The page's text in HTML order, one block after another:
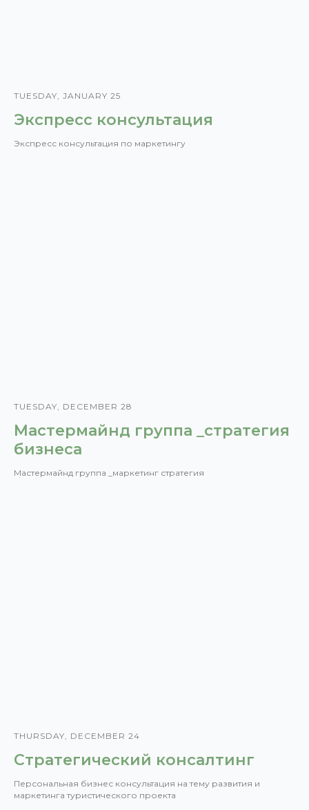
TUESDAY, JANUARY 25
Экспресс консультация
Экспресс консультация по маркетингу
TUESDAY, DECEMBER 28
Мастермайнд группа _стратегия
бизнеса
Мастермайнд группа _маркетинг стратегия
THURSDAY, DECEMBER 24
Стратегический консалтинг
Персональная бизнес консультация на тему развития и
маркетинга туристического проекта